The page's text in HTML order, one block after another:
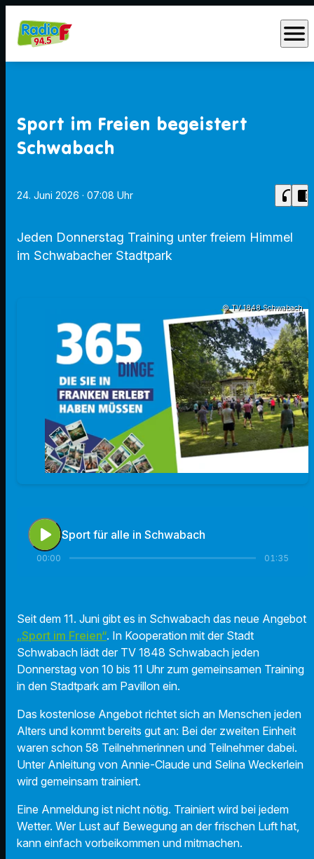
menu
Sport im Freien begeistert
Schwabach
24. Juni 2026 · 07:08 Uhr headphones chrome_reader_mode
Jeden Donnerstag Training unter freiem Himmel
im Schwabacher Stadtpark
© TV 1848 Schwabach
play_arrow Sport für alle in Schwabach
00:00 01:35
Seit dem 11. Juni gibt es in Schwabach das neue Angebot
„Sport im Freien“. In Kooperation mit der Stadt
Schwabach lädt der TV 1848 Schwabach jeden
Donnerstag von 10 bis 11 Uhr zum gemeinsamen Training
in den Stadtpark am Pavillon ein.
Das kostenlose Angebot richtet sich an Menschen jeden
Alters und kommt bereits gut an: Bei der zweiten Einheit
waren schon 58 Teilnehmerinnen und Teilnehmer dabei.
Unter Anleitung von Annie-Claude und Selina Weckerlein
wird gemeinsam trainiert.
Eine Anmeldung ist nicht nötig. Trainiert wird bei jedem
Wetter. Wer Lust auf Bewegung an der frischen Luft hat,
kann einfach vorbeikommen und mitmachen.